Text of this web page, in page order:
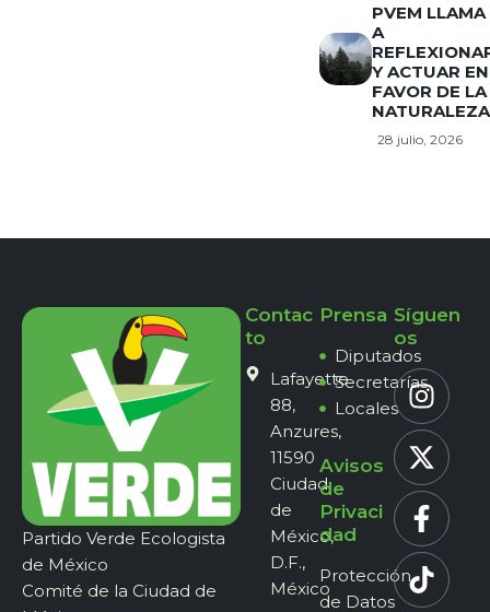
PVEM LLAMA
A
Y ACTUAR EN
FAVOR DE LA
NATURALEZA
28 julio, 2026
Partido Verde Ecologista
de México
Comité de la Ciudad de
Contac
to
Lafayette
88,
Anzures,
11590
Ciudad
de
México,
D.F.,
México
Prensa
Diputados
Secretarías
Locales
Avisos
de
Privaci
dad
Protección
de Datos
Síguen
os